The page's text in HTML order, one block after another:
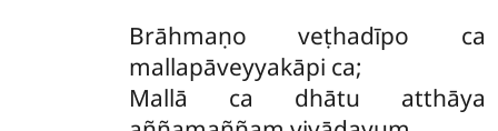
Brāhmaṇo veṭhadīpo ca
mallapāveyyakāpi ca;
Mallā ca dhātu atthāya